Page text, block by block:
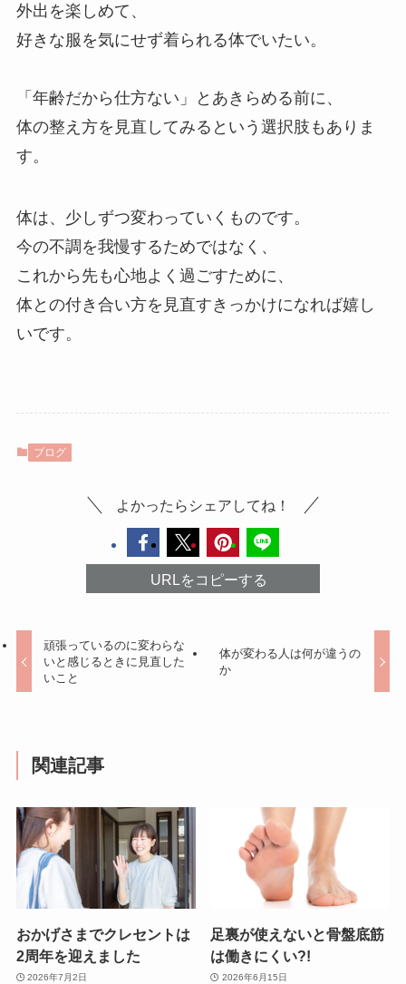
外出を楽しめて、
好きな服を気にせず着られる体でいたい。
「年齢だから仕方ない」とあきらめる前に、
体の整え方を見直してみるという選択肢もありま
す。
体は、少しずつ変わっていくものです。
今の不調を我慢するためではなく、
これから先も心地よく過ごすために、
体との付き合い方を見直すきっかけになれば嬉し
いです。
ブログ
よかったらシェアしてね！
URLをコピーする
頑張っているのに変わらな
いと感じるときに見直した
いこと
体が変わる人は何が違うの
か
関連記事
おかげさまでクレセントは
2周年を迎えました
2026年7月2日
足裏が使えないと骨盤底筋
は働きにくい?!
2026年6月15日